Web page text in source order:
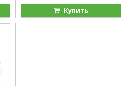
Купить